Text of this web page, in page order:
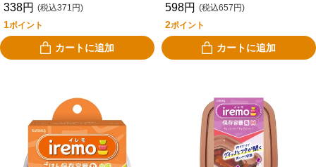
338円 (税込371円)
1ポイント
カートに追加
598円 (税込657円)
2ポイント
カートに追加